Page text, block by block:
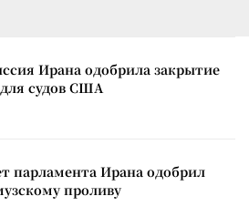
Ирана одобрила закрытие
судов США
парламента Ирана одобрил
проливу